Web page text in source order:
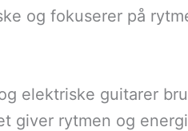
og fokuserer på
elektriske guitarer
giver rytmen og